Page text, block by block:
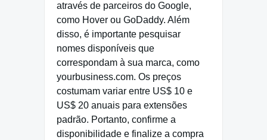
através de parceiros do Google,
como Hover ou GoDaddy. Além
disso, é importante pesquisar
nomes disponíveis que
correspondam à sua marca, como
yourbusiness.com. Os preços
costumam variar entre US$ 10 e
US$ 20 anuais para extensões
padrão. Portanto, confirme a
disponibilidade e finalize a compra